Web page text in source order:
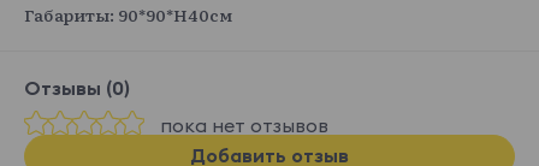
Габариты: 90*90*H40см
Отзывы (0)
пока нет отзывов
Добавить отзыв